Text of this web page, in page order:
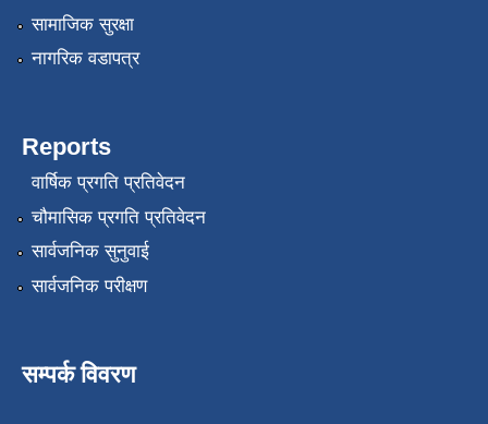
सामाजिक सुरक्षा
नागरिक वडापत्र
Reports
वार्षिक प्रगति प्रतिवेदन
चौमासिक प्रगति प्रतिवेदन
सार्वजनिक सुनुवाई
सार्वजनिक परीक्षण
सम्पर्क विवरण